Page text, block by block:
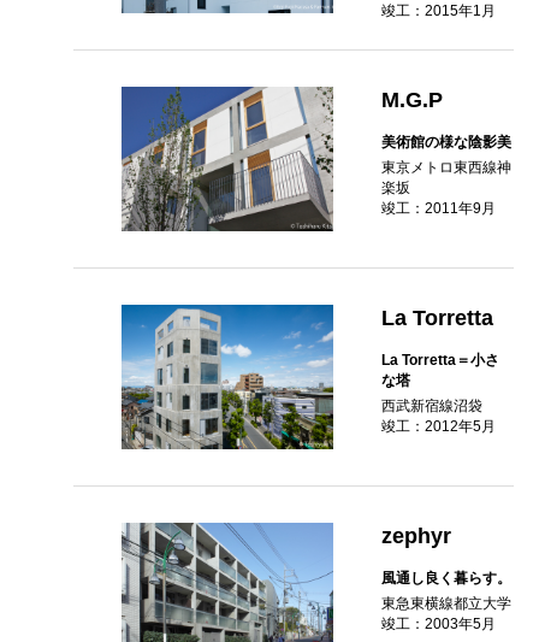
竣工：2015年1月
M.G.P
美術館の様な陰影美
東京メトロ東西線神
楽坂
竣工：2011年9月
La Torretta
La Torretta＝小さ
な塔
西武新宿線沼袋
竣工：2012年5月
zephyr
風通し良く暮らす。
東急東横線都立大学
竣工：2003年5月